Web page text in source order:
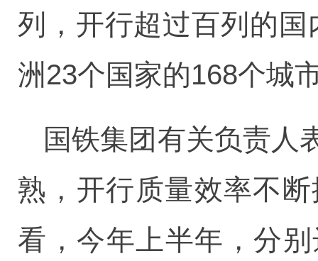
列，开行超过百列的
洲23个国家的168个城
国铁集团有关负责人
熟，开行质量效率不
看，今年上半年，分